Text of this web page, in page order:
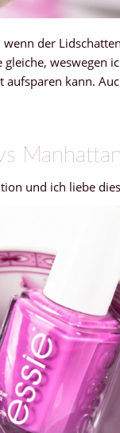
der
weswegen
kann.
und ich liebe